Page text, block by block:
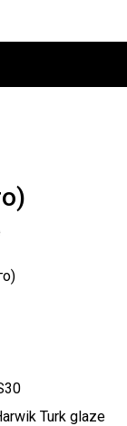
Turk glaze